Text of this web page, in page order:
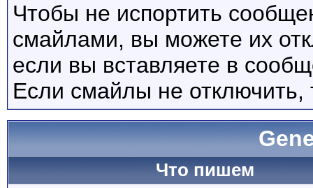
Чтобы не испортить
смайлами, вы можете их
если вы вставляете в
Если смайлы не отключить,
Что пишем